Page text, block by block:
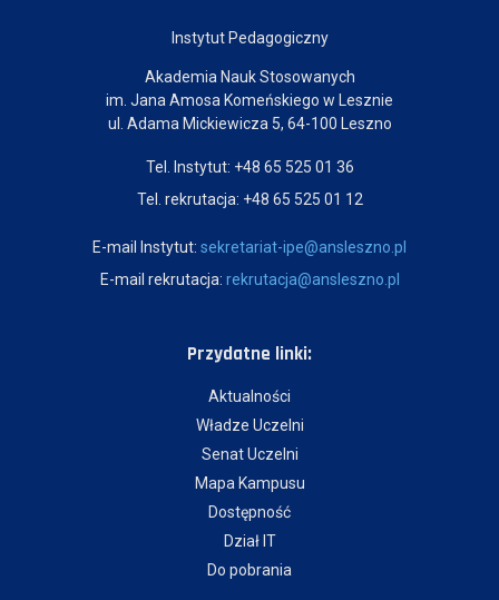
Instytut Pedagogiczny
Akademia Nauk Stosowanych
im. Jana Amosa Komeńskiego w Lesznie
ul. Adama Mickiewicza 5, 64-100 Leszno
Tel. Instytut: +48 65 525 01 36
Tel. rekrutacja: +48 65 525 01 12
E-mail Instytut: sekretariat-ipe@ansleszno.pl
E-mail rekrutacja: rekrutacja@ansleszno.pl
Przydatne linki:
Aktualności
Władze Uczelni
Senat Uczelni
Mapa Kampusu
Dostępność
Dział IT
Do pobrania